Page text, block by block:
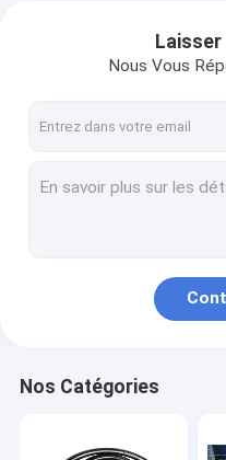
Produits
Laisser
Nous Vous
Nos Catégories